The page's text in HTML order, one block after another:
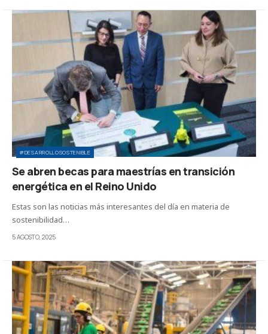
#DESARROLLOSOSTENIBLE
Se abren becas para maestrías en transición
energética en el Reino Unido
Estas son las noticias más interesantes del día en materia de
sostenibilidad…
5 AGOSTO, 2025